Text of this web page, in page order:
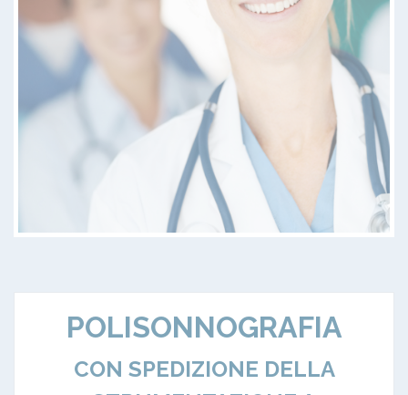
POLISONNOGRAFIA
CON SPEDIZIONE DELLA